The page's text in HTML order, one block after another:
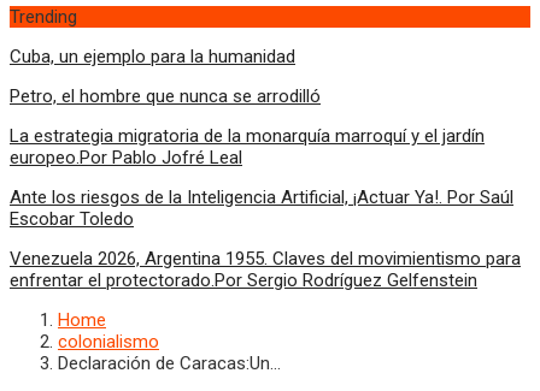
Trending
Cuba, un ejemplo para la humanidad
Petro, el hombre que nunca se arrodilló
La estrategia migratoria de la monarquía marroquí y el jardín
europeo.Por Pablo Jofré Leal
Ante los riesgos de la Inteligencia Artificial, ¡Actuar Ya!. Por Saúl
Escobar Toledo
Venezuela 2026, Argentina 1955. Claves del movimientismo para
enfrentar el protectorado.Por Sergio Rodríguez Gelfenstein
Home
colonialismo
Declaración de Caracas:Un…